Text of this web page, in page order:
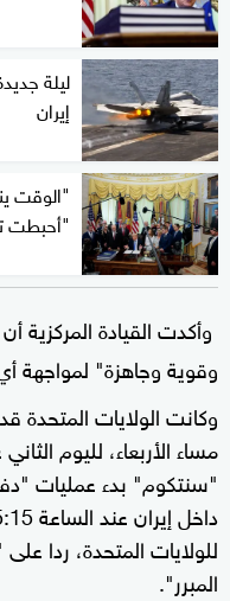
ليلة
إيران
"الوقت
"أحبطت
وأكدت القيادة المركزية أن
وقوية وجاهزة" لمواجهة
وكانت الولايات المتحدة
مساء الأربعاء، لليوم
"سنتكوم" بدء عمليات
للولايات المتحدة، ردا
المبرر".